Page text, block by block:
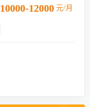
10000-12000 元/月